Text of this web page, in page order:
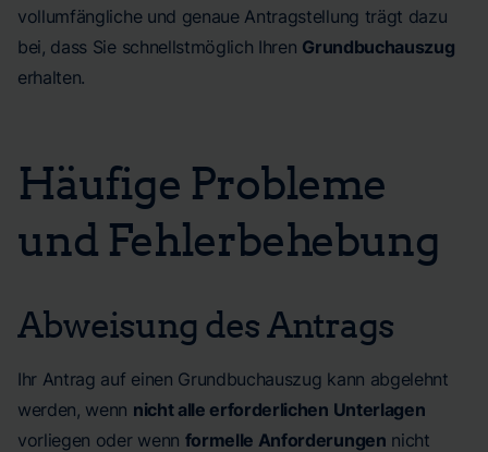
vollumfängliche und genaue Antragstellung trägt dazu
bei, dass Sie schnellstmöglich Ihren Grundbuchauszug
erhalten.
Häufige Probleme
und Fehlerbehebung
Abweisung des Antrags
Ihr Antrag auf einen Grundbuchauszug kann abgelehnt
werden, wenn nicht alle erforderlichen Unterlagen
vorliegen oder wenn formelle Anforderungen nicht